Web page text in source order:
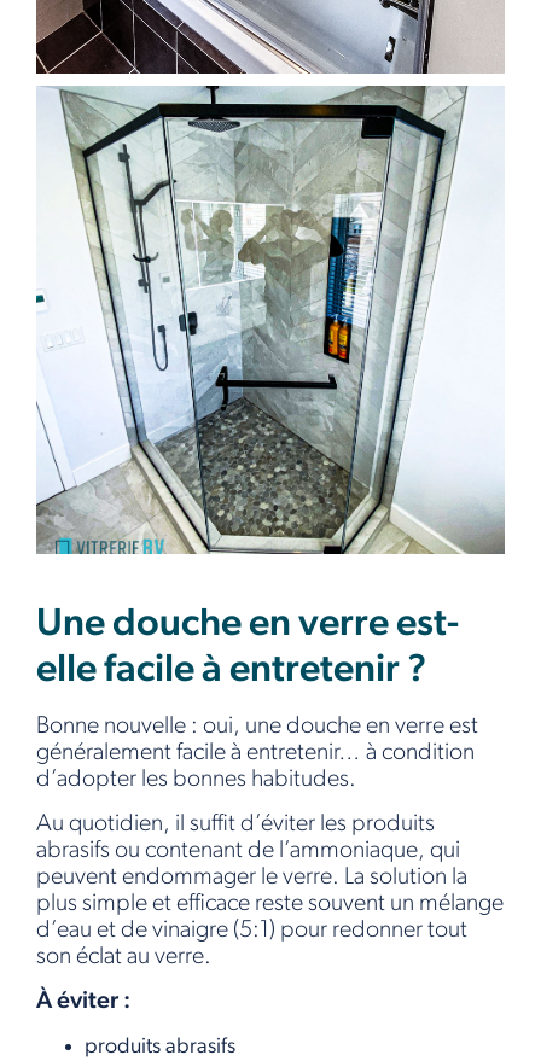
Une douche en verre est-
elle facile à entretenir ?
Bonne nouvelle : oui, une douche en verre est
généralement facile à entretenir… à condition
d’adopter les bonnes habitudes.
Au quotidien, il suffit d’éviter les produits
abrasifs ou contenant de l’ammoniaque, qui
peuvent endommager le verre. La solution la
plus simple et efficace reste souvent un mélange
d’eau et de vinaigre (5:1) pour redonner tout
son éclat au verre.
À éviter :
produits abrasifs